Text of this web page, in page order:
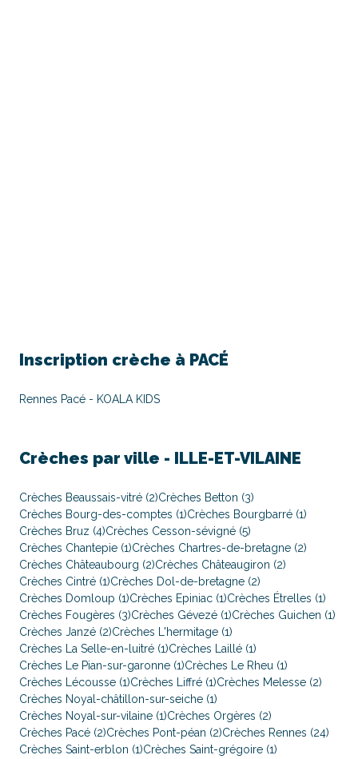
Inscription crèche à PACÉ
Rennes Pacé - KOALA KIDS
Crèches par ville - ILLE-ET-VILAINE
Crèches Beaussais-vitré (2)Crèches Betton (3)
Crèches Bourg-des-comptes (1)Crèches Bourgbarré (1)
Crèches Bruz (4)Crèches Cesson-sévigné (5)
Crèches Chantepie (1)Crèches Chartres-de-bretagne (2)
Crèches Châteaubourg (2)Crèches Châteaugiron (2)
Crèches Cintré (1)Crèches Dol-de-bretagne (2)
Crèches Domloup (1)Crèches Epiniac (1)Crèches Étrelles (1)
Crèches Fougères (3)Crèches Gévezé (1)Crèches Guichen (1)
Crèches Janzé (2)Crèches L'hermitage (1)
Crèches La Selle-en-luitré (1)Crèches Laillé (1)
Crèches Le Pian-sur-garonne (1)Crèches Le Rheu (1)
Crèches Lécousse (1)Crèches Liffré (1)Crèches Melesse (2)
Crèches Noyal-châtillon-sur-seiche (1)
Crèches Noyal-sur-vilaine (1)Crèches Orgères (2)
Crèches Pacé (2)Crèches Pont-péan (2)Crèches Rennes (24)
Crèches Saint-erblon (1)Crèches Saint-grégoire (1)